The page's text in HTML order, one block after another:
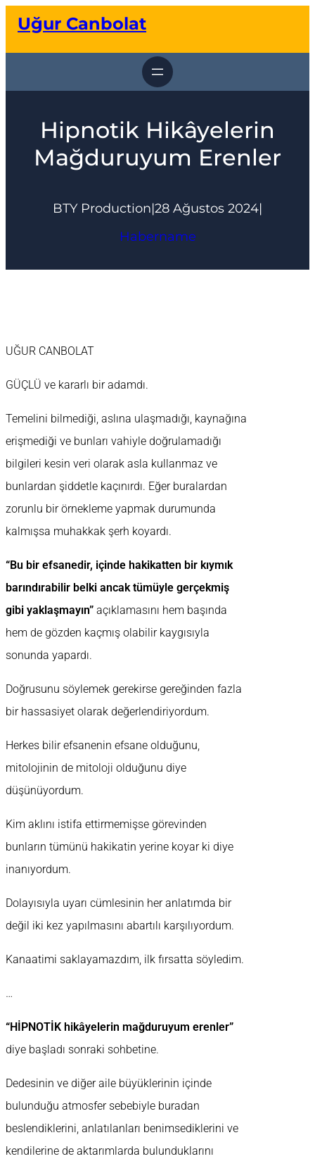
geçUğur Canbolat
Hipnotik Hikâyelerin
Mağduruyum Erenler
BTY Production|28 Ağustos 2024|
Habername
UĞUR CANBOLAT
GÜÇLÜ ve kararlı bir adamdı.
Temelini bilmediği, aslına ulaşmadığı, kaynağına
erişmediği ve bunları vahiyle doğrulamadığı
bilgileri kesin veri olarak asla kullanmaz ve
bunlardan şiddetle kaçınırdı. Eğer buralardan
zorunlu bir örnekleme yapmak durumunda
kalmışsa muhakkak şerh koyardı.
“Bu bir efsanedir, içinde hakikatten bir kıymık
barındırabilir belki ancak tümüyle gerçekmiş
gibi yaklaşmayın” açıklamasını hem başında
hem de gözden kaçmış olabilir kaygısıyla
sonunda yapardı.
Doğrusunu söylemek gerekirse gereğinden fazla
bir hassasiyet olarak değerlendiriyordum.
Herkes bilir efsanenin efsane olduğunu,
mitolojinin de mitoloji olduğunu diye
düşünüyordum.
Kim aklını istifa ettirmemişse görevinden
bunların tümünü hakikatin yerine koyar ki diye
inanıyordum.
Dolayısıyla uyarı cümlesinin her anlatımda bir
değil iki kez yapılmasını abartılı karşılıyordum.
Kanaatimi saklayamazdım, ilk fırsatta söyledim.
…
“HİPNOTİK hikâyelerin mağduruyum erenler”
diye başladı sonraki sohbetine.
Dedesinin ve diğer aile büyüklerinin içinde
bulunduğu atmosfer sebebiyle buradan
beslendiklerini, anlatılanları benimsediklerini ve
kendilerine de aktarımlarda bulunduklarını